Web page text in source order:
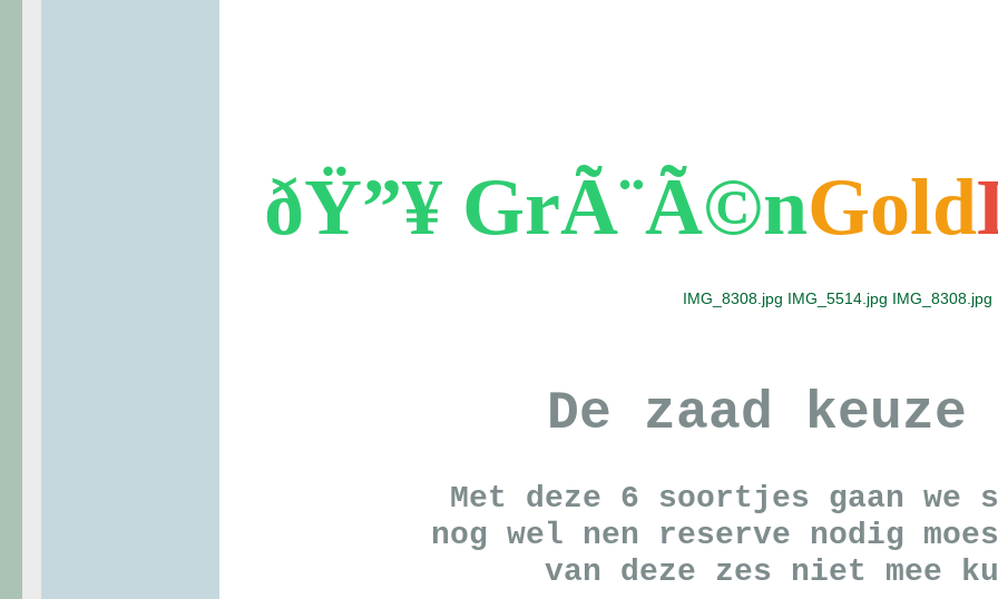
ðŸ”¥ GrÃ¨Ã©nGold
IMG_8308.jpg IMG_5514.jpg IMG_8308.jpg
De zaad keuze
Met deze 6 soortjes gaan we
nog wel nen reserve nodig
van deze zes niet mee